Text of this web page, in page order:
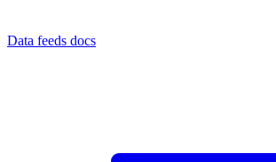
Data feeds docs